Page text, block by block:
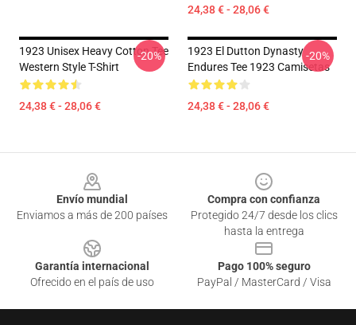
24,38 € - 28,06 €
1923 Unisex Heavy Cotton Tee
Western Style T-Shirt
24,38 € - 28,06 €
-20%
1923 El Dutton Dynasty
Endures Tee 1923 Camisetas
24,38 € - 28,06 €
-20%
Envío mundial
Enviamos a más de 200 países
Compra con confianza
Protegido 24/7 desde los clics
hasta la entrega
Garantía internacional
Ofrecido en el país de uso
Pago 100% seguro
PayPal / MasterCard / Visa